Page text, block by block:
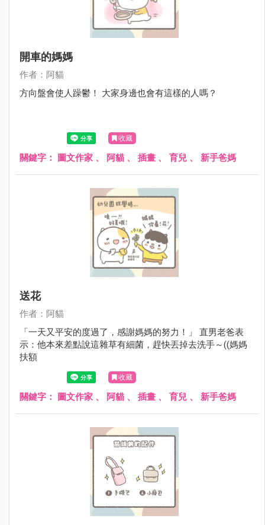
開車的媽媽
作者：阿貓
方向盤會使人躁鬱！ 大家身邊也會有這樣的人嗎？
收藏
關鍵字： 圖文作家 、 阿貓 、 插畫 、 育兒 、 新手爸媽
送花
作者：阿貓
「一天又平安的度過了，感謝媽媽的努力！」 直男老爸表
示：他本來差點說這雜草有細菌，趕快丟掉去洗手～((媽媽
扶額
收藏
關鍵字： 圖文作家 、 阿貓 、 插畫 、 育兒 、 新手爸媽